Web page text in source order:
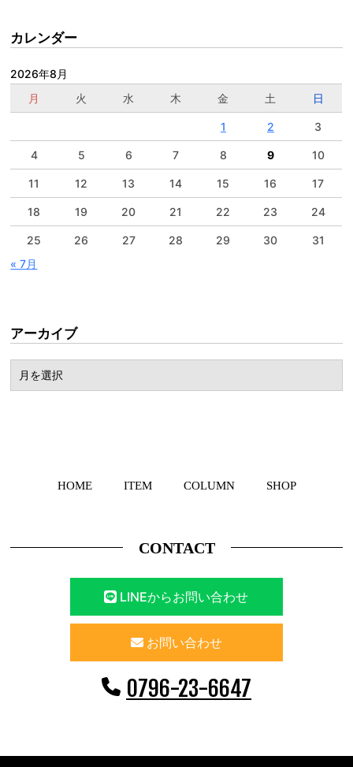
カレンダー
2026年8月
月
火 水 木 金 土 日
1 2 3
4 5 6 7 8 9 10
11 12 13 14 15 16 17
18 19 20 21 22 23 24
25 26 27 28 29 30
31
« 7月
アーカイブ
HOME ITEM COLUMN SHOP
CONTACT
LINEからお問い合わせ
お問い合わせ
0796-23-6647